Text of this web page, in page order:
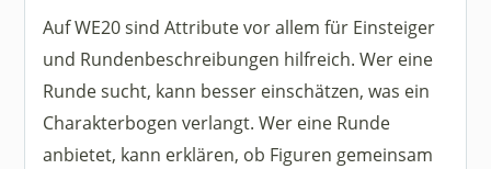
Auf WE20 sind Attribute vor allem für Einsteiger
und Rundenbeschreibungen hilfreich. Wer eine
Runde sucht, kann besser einschätzen, was ein
Charakterbogen verlangt. Wer eine Runde
anbietet, kann erklären, ob Figuren gemeinsam